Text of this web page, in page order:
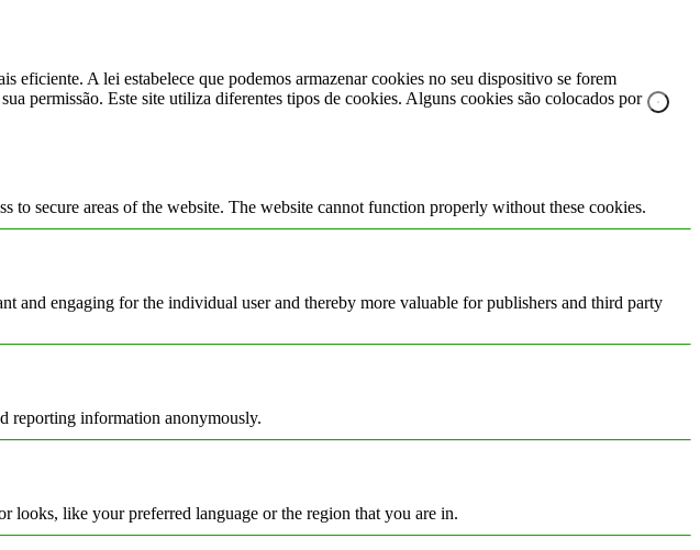
eficiente. A lei estabelece que podemos armazenar cookies no seu dispositivo se forem
permissão. Este site utiliza diferentes tipos de cookies. Alguns cookies são colocados por
to secure areas of the website. The website cannot function properly without these cookies.
and engaging for the individual user and thereby more valuable for publishers and third party
reporting information anonymously.
looks, like your preferred language or the region that you are in.